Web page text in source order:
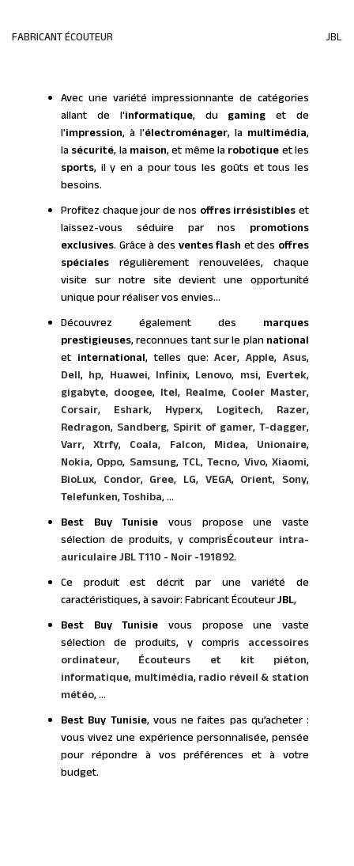
FABRICANT ÉCOUTEUR JBL
Avec une variété impressionnante de catégories
allant de l'informatique, du gaming et de
l'impression, à l'électroménager, la multimédia,
lasécurité, lamaison, et même larobotiqueet les
sports, il y en a pour tous les goûts et tous les
besoins.
Profitez chaque jour de nos offres irrésistibleset
laissez-vous séduire par nos promotions
exclusives. Grâce à des ventes flash et des offres
spéciales régulièrement renouvelées, chaque
visite sur notre site devient une opportunité
unique pour réaliser vos envies…
Découvrez également des marques
prestigieuses, reconnues tant sur le plannational
et international, telles que:Acer,Apple,Asus,
Dell, hp, Huawei, Infinix, Lenovo, msi, Evertek,
gigabyte, doogee, Itel, Realme, Cooler Master,
Corsair, Eshark, Hyperx, Logitech, Razer,
Redragon, Sandberg, Spirit of gamer, T-dagger,
Varr,Xtrfy, Coala, Falcon, Midea, Unionaire,
Nokia, Oppo, Samsung,TCL,Tecno, Vivo,Xiaomi,
BioLux, Condor, Gree, LG, VEGA, Orient, Sony,
Telefunken,Toshiba, ...
Best Buy Tunisie vous propose une vaste
sélection de produits, y comprisÉcouteur intra-
auriculaire JBL T110 - Noir -191892.
Ce produit est décrit par une variété de
caractéristiques, à savoir: Fabricant ÉcouteurJBL,
Best Buy Tunisie vous propose une vaste
sélection de produits, y compris accessoires
ordinateur, Écouteurs et kit piéton,
informatique, multimédia, radio réveil & station
météo, ...
Best Buy Tunisie, vous ne faites pas qu’acheter :
vous vivez une expérience personnalisée, pensée
pour répondre à vos préférences et à votre
budget.